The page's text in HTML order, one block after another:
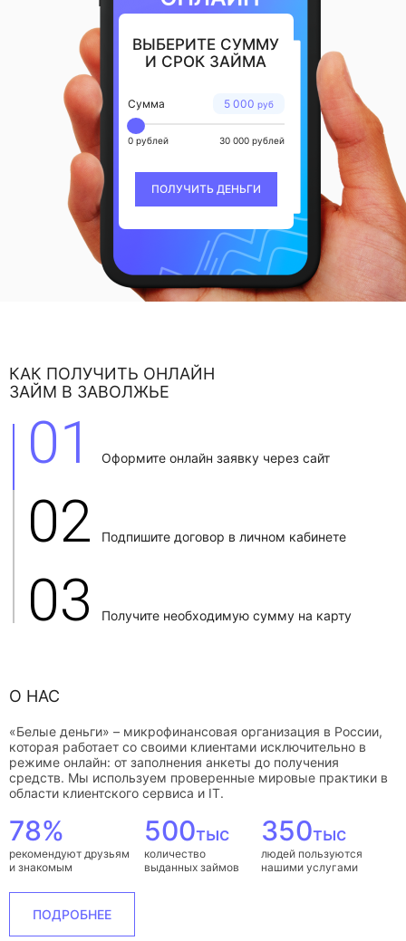
ВЫБЕРИТЕ СУММУ
И СРОК ЗАЙМА
5 000 руб
Сумма
0 рублей 30 000 рублей
ПОЛУЧИТЬ ДЕНЬГИ
КАК ПОЛУЧИТЬ ОНЛАЙН
ЗАЙМ В ЗАВОЛЖЬЕ
01 Оформите онлайн заявку через сайт
02 Подпишите договор в личном кабинете
03 Получите необходимую сумму на карту
О НАС
«Белые деньги» – микрофинансовая организация в России,
которая работает со своими клиентами исключительно в
режиме онлайн: от заполнения анкеты до получения
средств. Мы используем проверенные мировые практики в
области клиентского сервиса и IT.
78%
рекомендуют друзьям
и знакомым
500тыс
количество
выданных займов
350тыс
людей пользуются
нашими услугами
ПОДРОБНЕЕ